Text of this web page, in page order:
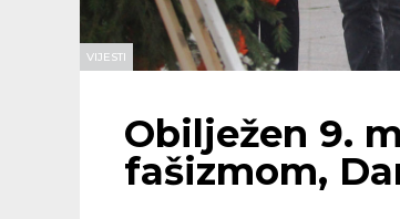
VIJESTI
Obilježen 9.
fašizmom,